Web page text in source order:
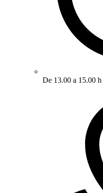
De 13.00 a 15.00 h